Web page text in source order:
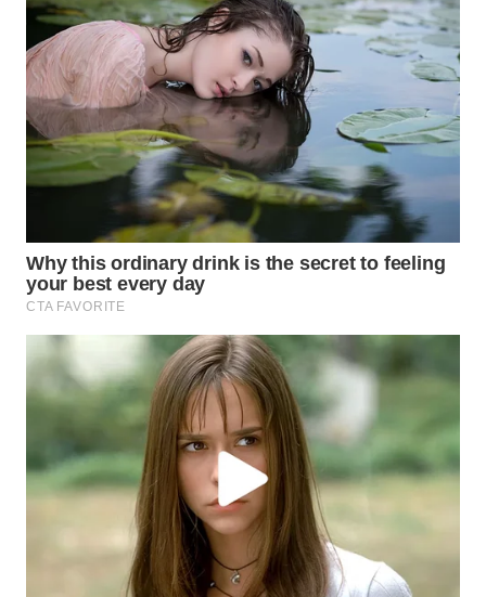
WN
PRIANGAN
TIMUR
WN
SEMARANG
SOLO
WN
WN
MADURA
WN
SURABAYA